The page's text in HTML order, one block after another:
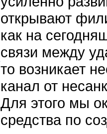
открывают
как на
связи между
то возникает
канал от
Для этого мы
средства по